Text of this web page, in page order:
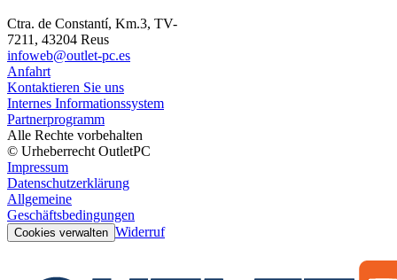
Ctra. de Constantí, Km.3, TV-
7211, 43204 Reus
infoweb@outlet-pc.es
Anfahrt
Kontaktieren Sie uns
Internes Informationssystem
Partnerprogramm
Alle Rechte vorbehalten
© Urheberrecht OutletPC
Impressum
Datenschutzerklärung
Allgemeine
Geschäftsbedingungen
Cookies verwalten Widerruf